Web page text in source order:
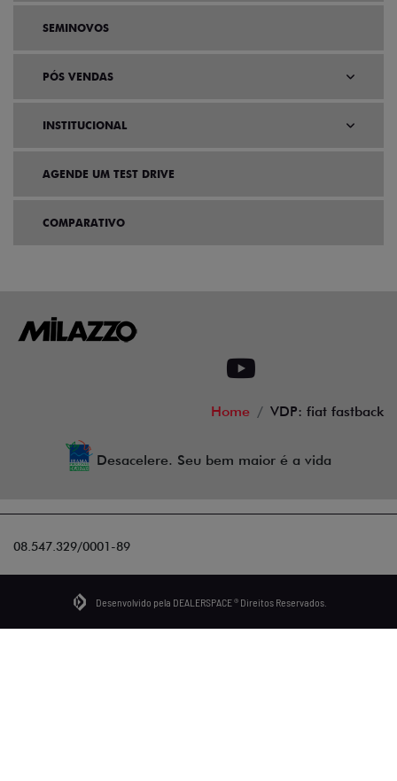
SEMINOVOS
PÓS VENDAS
INSTITUCIONAL
AGENDE UM TEST DRIVE
COMPARATIVO
Home VDP: fiat fastback
Desacelere. Seu bem maior é a vida
08.547.329/0001-89
Desenvolvido pela DEALERSPACE ® Direitos Reservados.